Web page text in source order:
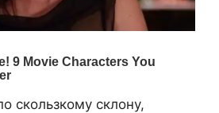
скользкому склону,